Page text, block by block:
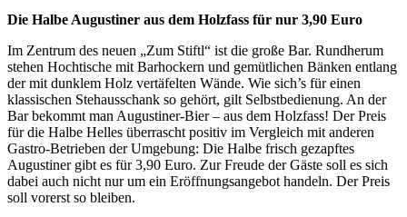
Die Halbe Augustiner aus dem Holzfass für nur 3,90 Euro
Im Zentrum des neuen „Zum Stiftl“ ist die große Bar. Rundherum
stehen Hochtische mit Barhockern und gemütlichen Bänken entlang
der mit dunklem Holz vertäfelten Wände. Wie sich’s für einen
klassischen Stehausschank so gehört, gilt Selbstbedienung. An der
Bar bekommt man Augustiner-Bier – aus dem Holzfass! Der Preis
für die Halbe Helles überrascht positiv im Vergleich mit anderen
Gastro-Betrieben der Umgebung: Die Halbe frisch gezapftes
Augustiner gibt es für 3,90 Euro. Zur Freude der Gäste soll es sich
dabei auch nicht nur um ein Eröffnungsangebot handeln. Der Preis
soll vorerst so bleiben.